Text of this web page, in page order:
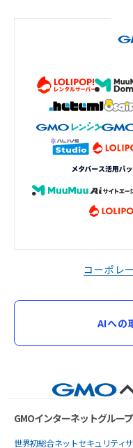
コーポレ
AIへの
GMOインターネットグルー
世界初総合ネットセキュリティ